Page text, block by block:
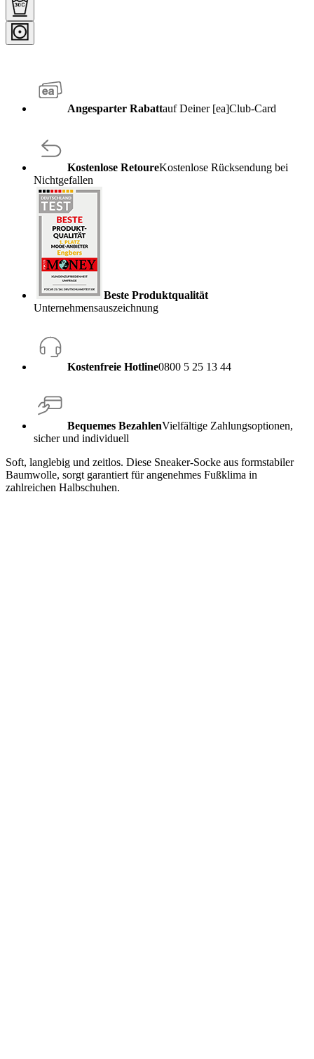
Angesparter Rabattauf Deiner [ea]Club-Card
Kostenlose RetoureKostenlose Rücksendung bei
Nichtgefallen
Beste Produktqualität
Unternehmensauszeichnung
Kostenfreie Hotline0800 5 25 13 44
Bequemes BezahlenVielfältige Zahlungsoptionen,
sicher und individuell
Soft, langlebig und zeitlos. Diese Sneaker-Socke aus formstabiler
Baumwolle, sorgt garantiert für angenehmes Fußklima in
zahlreichen Halbschuhen.